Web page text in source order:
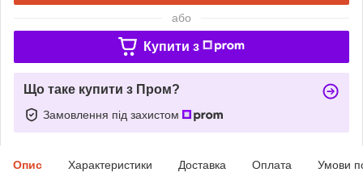
або
Купити з
Що таке купити з Пром?
Замовлення під захистом
Опис Характеристики Доставка Оплата Умови